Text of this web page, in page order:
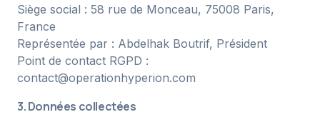
Siège social : 58 rue de Monceau, 75008 Paris,
France
Représentée par : Abdelhak Boutrif, Président
Point de contact RGPD :
contact@operationhyperion.com
3. Données collectées